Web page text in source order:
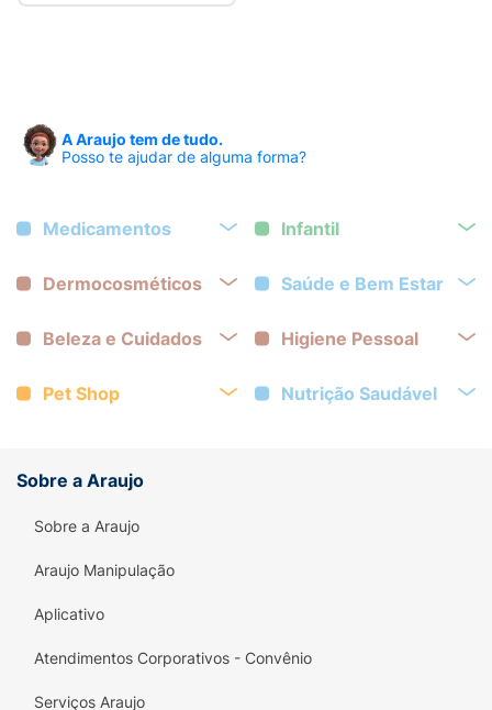
A Araujo tem de tudo.
Posso te ajudar de alguma forma?
Medicamentos Infantil
Dermocosméticos Saúde e Bem Estar
Beleza e Cuidados Higiene Pessoal
Pet Shop Nutrição Saudável
Sobre a Araujo
Sobre a Araujo
Araujo Manipulação
Aplicativo
Atendimentos Corporativos - Convênio
Serviços Araujo